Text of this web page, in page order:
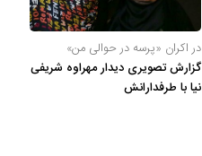
در اکران «پرسه در حوالی من»
گزارش تصویری دیدار مهراوه شریفی
نیا با طرفدارانش